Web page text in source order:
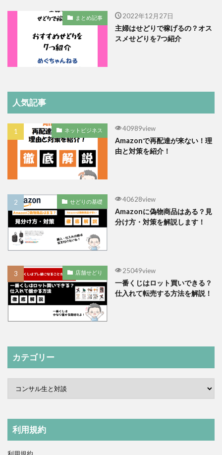
まとめ記事 2022年12月27日
主婦はせどりで稼げるの？オス
スメせどりを7つ紹介
人気記事
ネットビジネス 40989view
Amazonで再配達が来ない！理
由と対策を紹介！
せどりの基礎 40628view
Amazonに偽物商品はある？見
分け方・対策を解説します！
店舗せどり 25049view
一番くじはロット買いできる？
仕入れて転売する方法を解説！
カテゴリー
利用規約